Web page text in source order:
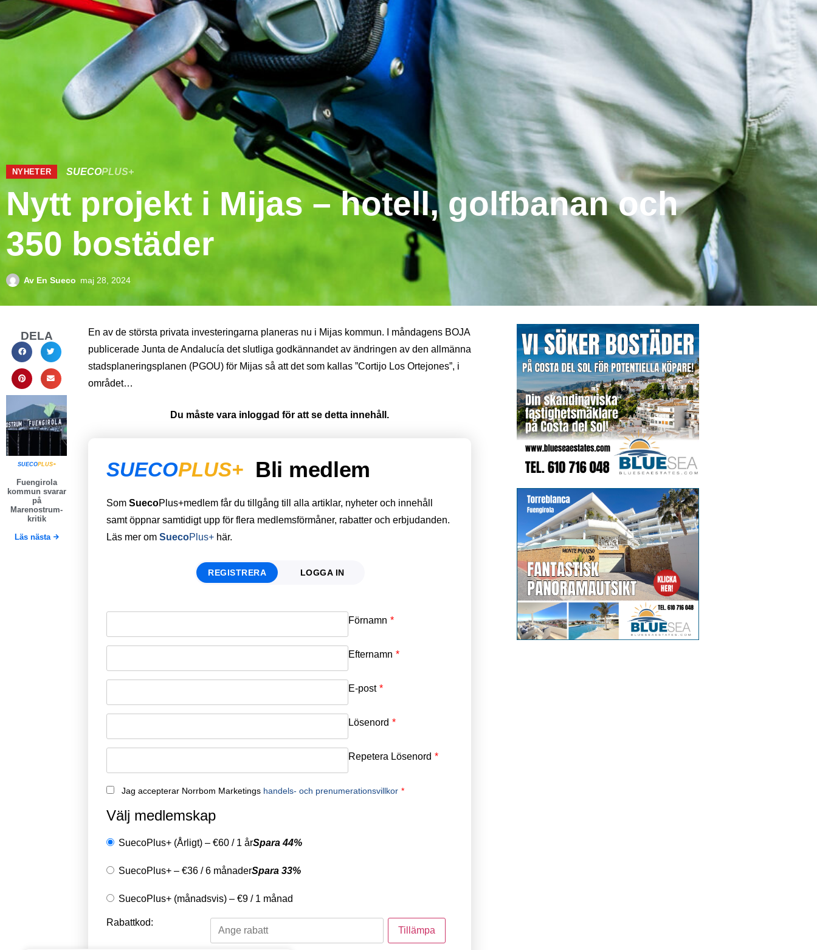
NYHETER SUECOPLUS+
Nytt projekt i Mijas – hotell, golfbanan och
350 bostäder
Av En Sueco maj 28, 2024
DELA
SUECOPLUS+
Fuengirola
kommun svarar
på
Marenostrum-
kritik
Läs nästa
En av de största privata investeringarna planeras nu i Mijas kommun. I måndagens BOJA
publicerade Junta de Andalucía det slutliga godkännandet av ändringen av den allmänna
stadsplaneringsplanen (PGOU) för Mijas så att det som kallas ”Cortijo Los Ortejones”, i
området…
Du måste vara inloggad för att se detta innehåll.
SUECOPLUS+ Bli medlem
Som SuecoPlus+medlem får du tillgång till alla artiklar, nyheter och innehåll
samt öppnar samtidigt upp för flera medlemsförmåner, rabatter och erbjudanden.
Läs mer om SuecoPlus+ här.
REGISTRERA LOGGA IN
Förnamn *
Efternamn *
E-post *
Lösenord *
Repetera Lösenord *
Jag accepterar Norrbom Marketings handels- och prenumerationsvillkor *
Välj medlemskap
SuecoPlus+ (Årligt) – €60 / 1 årSpara 44%
SuecoPlus+ – €36 /6 månaderSpara 33%
SuecoPlus+ (månadsvis) – €9 / 1 månad
Rabattkod:
Email
Password